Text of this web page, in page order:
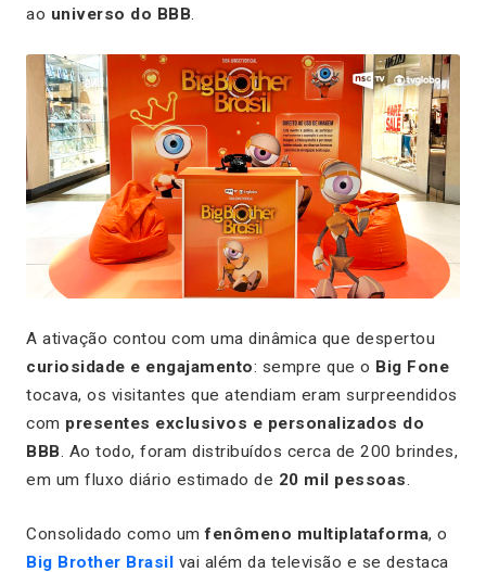
ao universo do BBB.
A ativação contou com uma dinâmica que despertou
curiosidade e engajamento: sempre que o Big Fone
tocava, os visitantes que atendiam eram surpreendidos
com presentes exclusivos e personalizados do
BBB. Ao todo, foram distribuídos cerca de 200 brindes,
em um fluxo diário estimado de 20 mil pessoas.
Consolidado como umfenômeno multiplataforma, o
Big Brother Brasil vai além da televisão e se destaca